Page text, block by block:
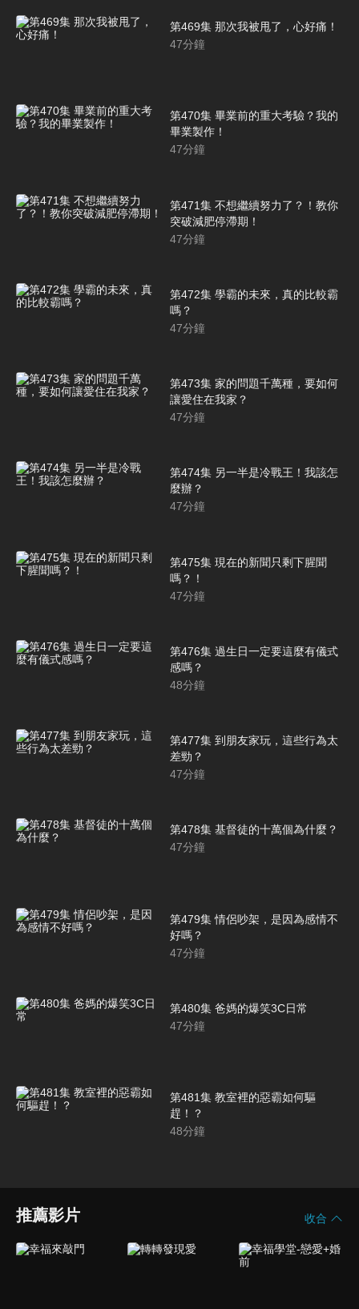
第469集 那次我被甩了，心好痛！
47分鐘
第470集 畢業前的重大考驗？我的
畢業製作！
47分鐘
第471集 不想繼續努力了？！教你
突破減肥停滯期！
47分鐘
第472集 學霸的未來，真的比較霸
嗎？
47分鐘
第473集 家的問題千萬種，要如何
讓愛住在我家？
47分鐘
第474集 另一半是冷戰王！我該怎
麼辦？
47分鐘
第475集 現在的新聞只剩下腥聞
嗎？！
47分鐘
第476集 過生日一定要這麼有儀式
感嗎？
48分鐘
第477集 到朋友家玩，這些行為太
差勁？
47分鐘
第478集 基督徒的十萬個為什麼？
47分鐘
第479集 情侶吵架，是因為感情不
好嗎？
47分鐘
第480集 爸媽的爆笑3C日常
47分鐘
第481集 教室裡的惡霸如何驅
趕！？
48分鐘
推薦影片 收合